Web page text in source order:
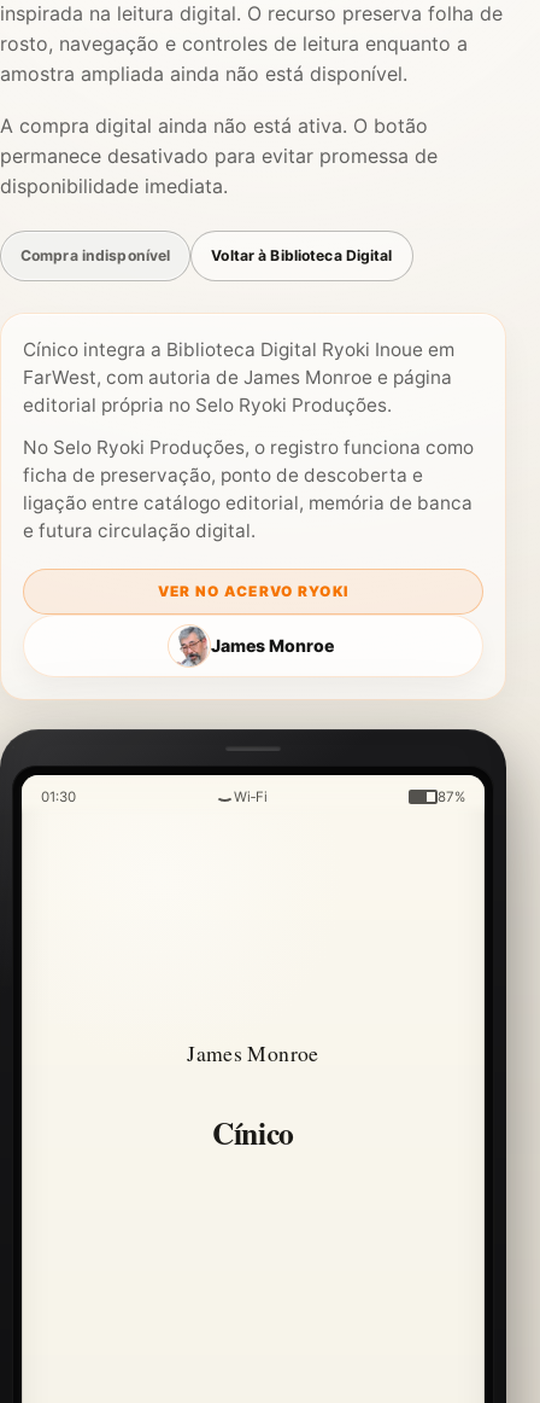
01:30 Wi‑Fi 87%
James Monroe
Cínico
inspirada na leitura digital. O recurso preserva folha de
rosto, navegação e controles de leitura enquanto a
amostra ampliada ainda não está disponível.
A compra digital ainda não está ativa. O botão
permanece desativado para evitar promessa de
disponibilidade imediata.
Compra indisponível Voltar à Biblioteca Digital
Cínico integra a Biblioteca Digital Ryoki Inoue em
FarWest, com autoria de James Monroe e página
editorial própria no Selo Ryoki Produções.
No Selo Ryoki Produções, o registro funciona como
ficha de preservação, ponto de descoberta e
ligação entre catálogo editorial, memória de banca
e futura circulação digital.
VER NO ACERVO RYOKI
James Monroe